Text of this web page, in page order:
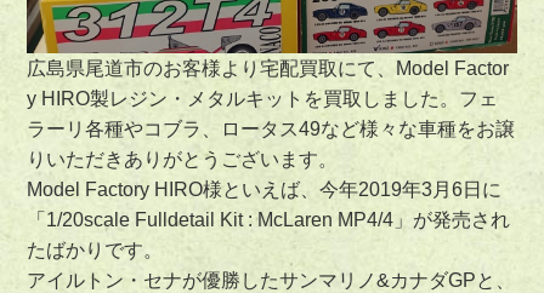
広島県尾道市のお客様より宅配買取にて、Model Factor
y HIRO製レジン・メタルキットを買取しました。フェ
ラーリ各種やコブラ、ロータス49など様々な車種をお譲
りいただきありがとうございます。
Model Factory HIRO様といえば、今年2019年3月6日に
「1/20scale Fulldetail Kit : McLaren MP4/4」が発売され
たばかりです。
アイルトン・セナが優勝したサンマリノ&カナダGPと、